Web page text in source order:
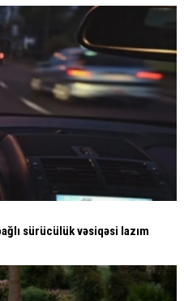
sürücülük vəsiqəsi lazım